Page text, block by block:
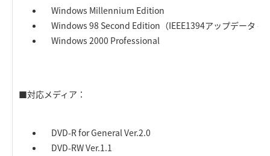
Windows Millennium Edition
Windows 98 Second Edition（IEEE1394アップデータ 要
Windows 2000 Professional
■対応メディア：
DVD-R for General Ver.2.0
DVD-RW Ver.1.1